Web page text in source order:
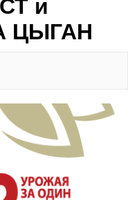
и
ЦЫГАН